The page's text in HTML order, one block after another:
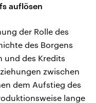
auflösen
der Rolle des
des Borgens
und des Kredits
zwischen
dem Aufstieg des
lange